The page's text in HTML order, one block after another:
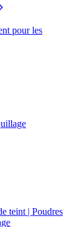
pour les
teint | Poudres